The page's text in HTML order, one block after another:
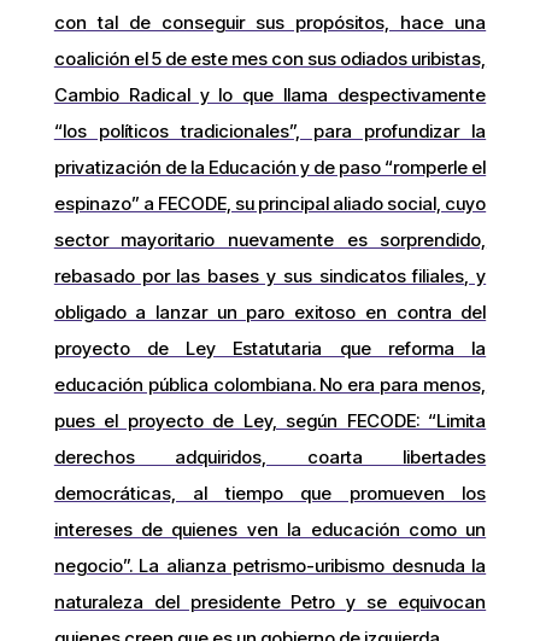
con tal de conseguir sus propósitos, hace una
coalición el 5 de este mes con sus odiados uribistas,
Cambio Radical y lo que llama despectivamente
“los políticos tradicionales”, para profundizar la
privatización de la Educación y de paso “romperle el
espinazo” a FECODE, su principal aliado social, cuyo
sector mayoritario nuevamente es sorprendido,
rebasado por las bases y sus sindicatos filiales, y
obligado a lanzar un paro exitoso en contra del
proyecto de Ley Estatutaria que reforma la
educación pública colombiana. No era para menos,
pues el proyecto de Ley, según FECODE: “Limita
derechos adquiridos, coarta libertades
democráticas, al tiempo que promueven los
intereses de quienes ven la educación como un
negocio”. La alianza petrismo-uribismo desnuda la
naturaleza del presidente Petro y se equivocan